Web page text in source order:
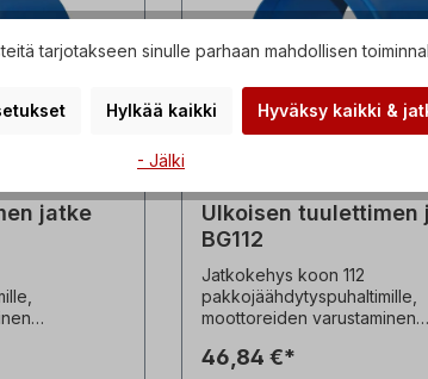
jatke
Ulkoisen tuulettimen
BG112
Jatkokehys koon 112
pakkojäähdytyspuhaltimille,
moottoreiden varustaminen
lyhentämättä akselia .
46,84 €*
tarjotakseen sinulle parhaan mahdollisen
Hylkää kaikki Hyväksy kaikki &
- Jälki